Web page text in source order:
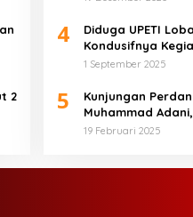
2
4
Diduga UPETI
Kondusifnya
Per Lobang Total
1 September 2025
5
Kunjungan
Muhammad Adani,
Dusun Purwobakti
19 Februari 2025